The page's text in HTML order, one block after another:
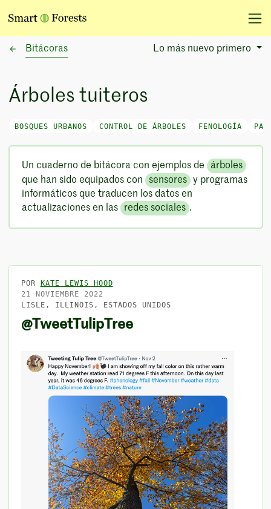
Bitácoras Lo más nuevo primero
Árboles tuiteros
BOSQUES URBANOS CONTROL DE ÁRBOLES FENOLOGÍA
Un cuaderno de bitácora con ejemplos de
árboles
que han sido equipados con
sensores y programas
informáticos que traducen los datos en
actualizaciones en las
redes sociales .
POR
KATE LEWIS HOOD
21 NOVIEMBRE 2022
LISLE, ILLINOIS, ESTADOS UNIDOS
@TweetTulipTree